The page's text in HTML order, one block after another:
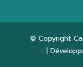
© Copyright
|